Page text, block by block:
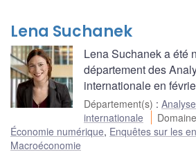
Lena Suchanek
Lena Suchanek a été
département des
internationale en
Département(s) :
internationale
Économie numérique, Enquêtes sur les
Macroéconomie